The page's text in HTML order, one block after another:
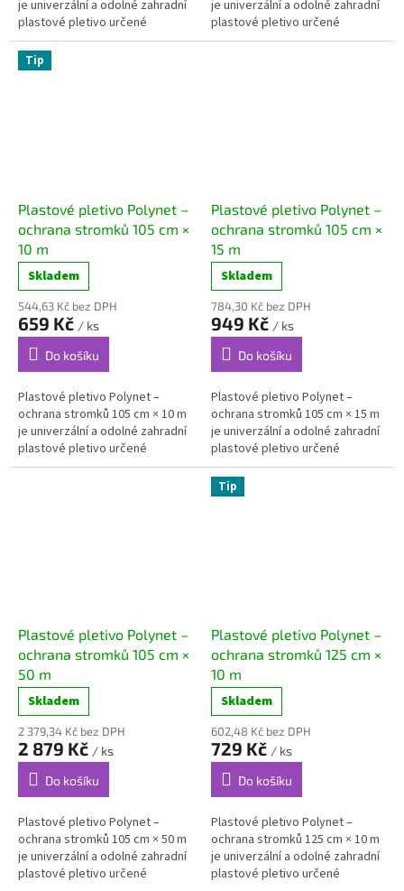
je univerzální a odolné zahradní
plastové pletivo určené
především k...
je univerzální a odolné zahradní
plastové pletivo určené
především k...
Tip
Plastové pletivo Polynet –
ochrana stromků 105 cm ×
10 m
Skladem
544,63 Kč bez DPH
659 Kč / ks
Do košíku
Plastové pletivo Polynet –
ochrana stromků 105 cm × 10 m
je univerzální a odolné zahradní
plastové pletivo určené
především k...
Plastové pletivo Polynet –
ochrana stromků 105 cm ×
15 m
Skladem
784,30 Kč bez DPH
949 Kč / ks
Do košíku
Plastové pletivo Polynet –
ochrana stromků 105 cm × 15 m
je univerzální a odolné zahradní
plastové pletivo určené
především k...
Plastové pletivo Polynet –
ochrana stromků 105 cm ×
50 m
Skladem
2 379,34 Kč bez DPH
2 879 Kč / ks
Do košíku
Plastové pletivo Polynet –
ochrana stromků 105 cm × 50 m
je univerzální a odolné zahradní
plastové pletivo určené
Tip
Plastové pletivo Polynet –
ochrana stromků 125 cm ×
10 m
Skladem
602,48 Kč bez DPH
729 Kč / ks
Do košíku
Plastové pletivo Polynet –
ochrana stromků 125 cm × 10 m
je univerzální a odolné zahradní
plastové pletivo určené